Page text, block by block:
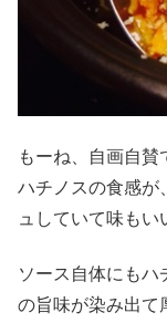
もーね、自画自
ハチノスの食感が
ュしていて味もい
ソース自体にもハ
の旨味が染み出て